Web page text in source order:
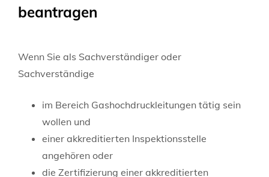
beantragen
Wenn Sie als Sachverständiger oder
Sachverständige
im Bereich Gashochdruckleitungen tätig sein
wollen und
einer akkreditierten Inspektionsstelle
angehören oder
die Zertifizierung einer akkreditierten